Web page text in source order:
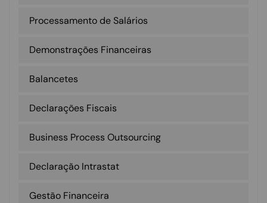
Processamento de Salários
Demonstrações Financeiras
Balancetes
Declarações Fiscais
Business Process Outsourcing
Declaração Intrastat
Gestão Financeira